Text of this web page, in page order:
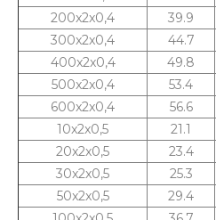
200x2x0,4
39.9
300x2x0,4
44.7
400x2x0,4
49.8
500x2x0,4
53.4
600x2x0,4
56.6
10x2x0,5
21.1
20x2x0,5
23.4
30x2x0,5
25.3
50x2x0,5
29.4